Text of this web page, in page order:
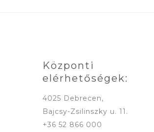
Központi
elérhetőségek:
4025 Debrecen,
Bajcsy-Zsilinszky u. 11.
+36 52 866 000